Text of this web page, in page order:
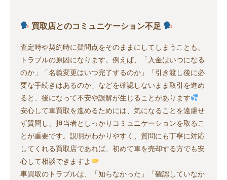
買取店とのコミュニケーション不足
査定時や契約時に疑問点をそのままにしてしまうことも、
トラブルの原因になります。例えば、「入金はいつになる
のか」「名義変更はいつ完了するのか」「引き渡し後に必
要な手続きはあるのか」などを確認しないまま取引を進め
ると、後になって不安や誤解が生じることがあります
安心して車買取を進めるためには、気になることを遠慮せ
ず質問し、担当者としっかりコミュニケーションを取るこ
とが重要です。説明がわかりやすく、質問にも丁寧に対応
してくれる買取店であれば、初めて車を売却する方でも安
心して相談できますよ
車買取のトラブルは、「知らなかった」「確認していなか